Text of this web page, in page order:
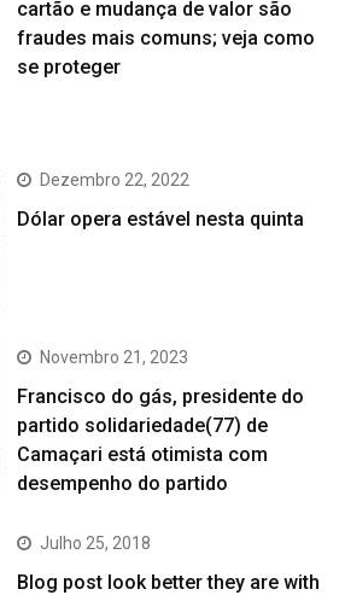
cartão e mudança de valor são
fraudes mais comuns; veja como
se proteger
Dezembro 22, 2022
Dólar opera estável nesta quinta
Novembro 21, 2023
Francisco do gás, presidente do
partido solidariedade(77) de
Camaçari está otimista com
desempenho do partido
Julho 25, 2018
Blog post look better they are with